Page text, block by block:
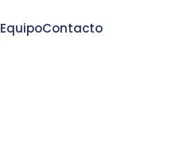
EquipoContacto